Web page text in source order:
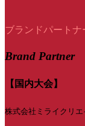
ブランドパートナ
Brand Partner
【国内大会】
株式会社ミライクリエ